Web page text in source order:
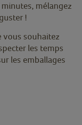
mélangez
!
vous souhaitez
les temps
les emballages